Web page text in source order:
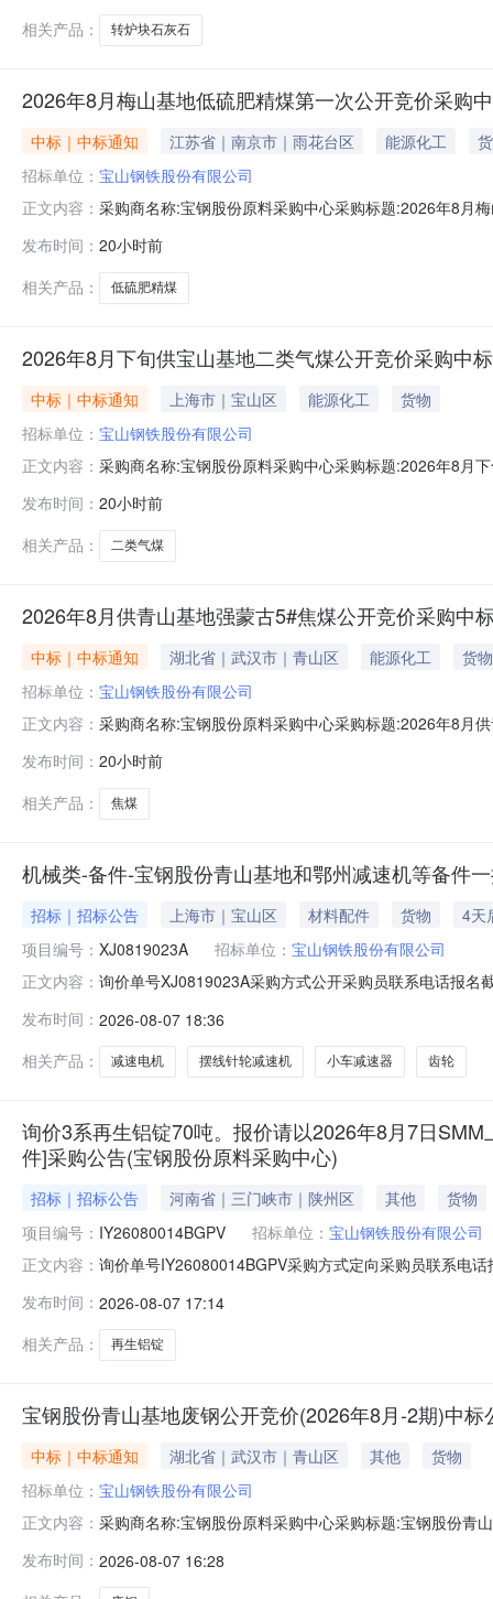
相关产品：
转炉块石灰石
2026年8月梅山基地低硫肥精煤第一次公开竞价采购
中标｜中标通知 江苏省｜南京市｜雨花台区 能源化工
招标单位： 宝山钢铁股份有限公司
正文内容： 采购商名称:宝钢股份原料采购中心采购标题:2026年8月
发布时间： 20小时前
相关产品：
低硫肥精煤
2026年8月下旬供宝山基地二类气煤公开竞价采购中
中标｜中标通知 上海市｜宝山区 能源化工
货物
招标单位： 宝山钢铁股份有限公司
正文内容： 采购商名称:宝钢股份原料采购中心采购标题:2026年8月
发布时间： 20小时前
相关产品：
二类气煤
2026年8月供青山基地强蒙古5#焦煤公开竞价采购中
中标｜中标通知 湖北省｜武汉市｜青山区 能源化工
货物
招标单位： 宝山钢铁股份有限公司
正文内容： 采购商名称:宝钢股份原料采购中心采购标题:2026年8月
发布时间： 20小时前
相关产品：
焦煤
机械类-备件-宝钢股份青山基地和鄂州减速机等备件
招标｜招标公告 上海市｜宝山区 材料配件 货物
4天
项目编号： XJ0819023A 招标单位： 宝山钢铁股份有限公司
正文内容： 询价单号XJ0819023A采购方式公开采购员联系电话报
比:187;外形尺寸:中心高:290mm;原制造商:常州市武进
发布时间： 2026-08-07 18:36
相关产品：
减速电机 摆线针轮减速机 小车减速器 齿轮
询价3系再生铝锭70吨。报价请以2026年8月7日
件]采购公告(宝钢股份原料采购中心)
招标｜招标公告 河南省｜三门峡市｜陕州区 其他
货物
项目编号： IY26080014BGPV 招标单位： 宝山钢铁股份有限公司
正文内容： 询价单号IY26080014BGPV采购方式定向采购员联系电
额度：0.0元三、商务条款：定价说明：湿公吨。限价类
发布时间： 2026-08-07 17:14
相关产品：
再生铝锭
宝钢股份青山基地废钢公开竞价(2026年8月-2期)中标
中标｜中标通知 湖北省｜武汉市｜青山区 其他
货物
招标单位： 宝山钢铁股份有限公司
正文内容： 采购商名称:宝钢股份原料采购中心采购标题:宝钢股份青
发布时间： 2026-08-07 16:28